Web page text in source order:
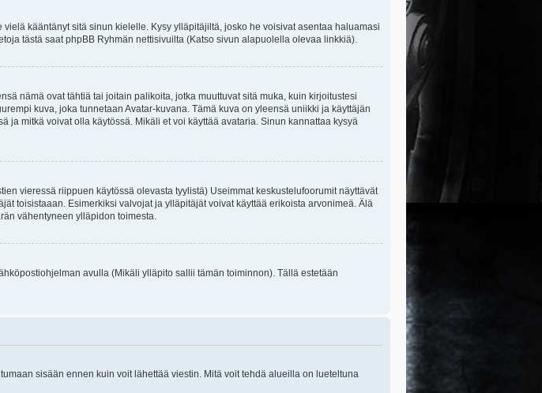
kääntänyt sitä sinun kielelle. Kysy ylläpitäjiltä, josko he voisivat asentaa haluamasi
tästä saat phpBB Ryhmän nettisivuilta (Katso sivun alapuolella olevaa linkkiä).
nämä ovat tähtiä tai joitain palikoita, jotka muuttuvat sitä muka, kuin kirjoitustesi
kuva, joka tunnetaan Avatar-kuvana. Tämä kuva on yleensä uniikki ja käyttäjän
ja mitkä voivat olla käytössä. Mikäli et voi käyttää avataria. Sinun kannattaa kysyä
vieressä riippuen käytössä olevasta tyylistä) Useimmat keskustelufoorumit näyttävät
toisistaaan. Esimerkiksi valvojat ja ylläpitäjät voivat käyttää erikoista arvonimeä. Älä
vähentyneen ylläpidon toimesta.
avulla (Mikäli ylläpito sallii tämän toiminnon). Tällä estetään
sisään ennen kuin voit lähettää viestin. Mitä voit tehdä alueilla on lueteltuna